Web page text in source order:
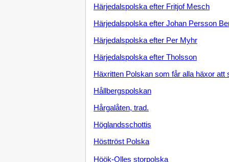
Härjedalspolska efter Fritjof Mesch
Härjedalspolska efter Johan Persson
Härjedalspolska efter Per Myhr
Härjedalspolska efter Tholsson
Häxritten Polskan som får alla häxor att
Hållbergspolskan
Hårgalåten, trad.
Höglandsschottis
Hösttröst Polska